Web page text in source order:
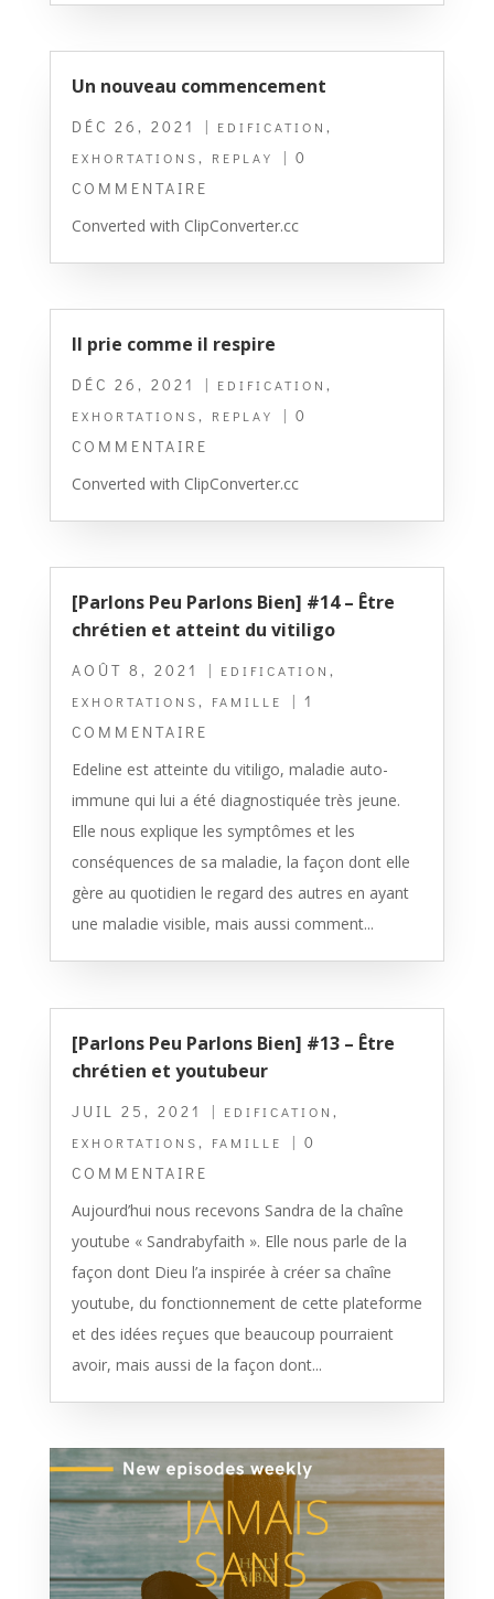
Un nouveau commencement
DÉC 26, 2021 | EDIFICATION ,
EXHORTATIONS, REPLAY
| 0
COMMENTAIRE
Converted with ClipConverter.cc
Il prie comme il respire
DÉC 26, 2021 | EDIFICATION ,
EXHORTATIONS, REPLAY
| 0
COMMENTAIRE
Converted with ClipConverter.cc
[Parlons Peu Parlons Bien] #14 – Être
chrétien et atteint du vitiligo
AOÛT 8, 2021 | EDIFICATION ,
EXHORTATIONS, FAMILLE
| 1
COMMENTAIRE
Edeline est atteinte du vitiligo, maladie auto-
immune qui lui a été diagnostiquée très jeune.
Elle nous explique les symptômes et les
conséquences de sa maladie, la façon dont elle
gère au quotidien le regard des autres en ayant
une maladie visible, mais aussi comment...
[Parlons Peu Parlons Bien] #13 – Être
chrétien et youtubeur
JUIL 25, 2021 | EDIFICATION ,
EXHORTATIONS , FAMILLE
| 0
COMMENTAIRE
Aujourd’hui nous recevons Sandra de la chaîne
youtube « Sandrabyfaith ». Elle nous parle de la
façon dont Dieu l’a inspirée à créer sa chaîne
youtube, du fonctionnement de cette plateforme
et des idées reçues que beaucoup pourraient
avoir, mais aussi de la façon dont...